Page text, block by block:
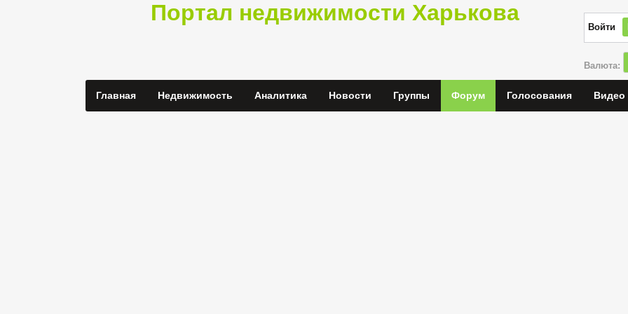
Войти
Валюта:
Портал недвижимости Харькова
Главная Недвижимость Аналитика Новости Группы Форум Голосования Видео